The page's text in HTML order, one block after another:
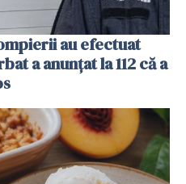
au efectuat
a anunțat la 112 că a